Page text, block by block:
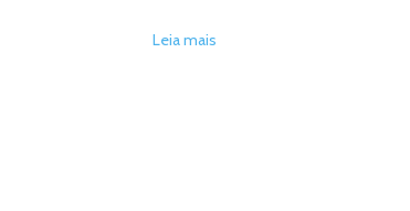
Leia mais